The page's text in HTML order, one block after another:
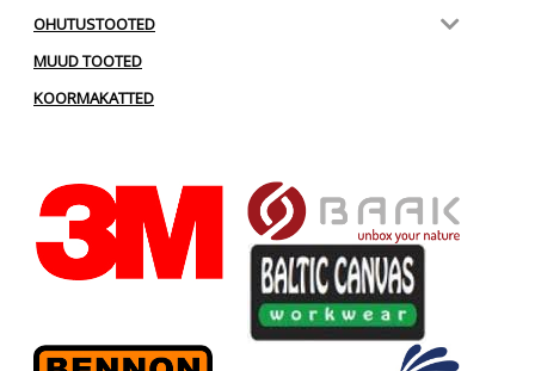
OHUTUSTOOTED
MUUD TOOTED
KOORMAKATTED